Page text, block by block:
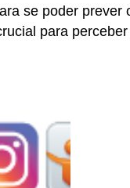
se poder
para